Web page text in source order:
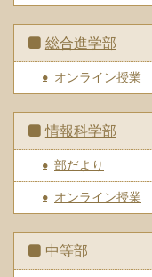
総合進学部
オンライン授業
情報科学部
部だより
オンライン授業
中等部